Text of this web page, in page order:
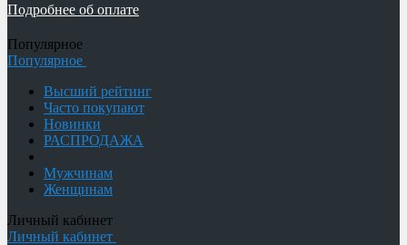
Подробнее об оплате
Популярное
Популярное
Высший рейтинг
Часто покупают
Новинки
РАСПРОДАЖА
Мужчинам
Женщинам
Личный кабинет
Личный кабинет